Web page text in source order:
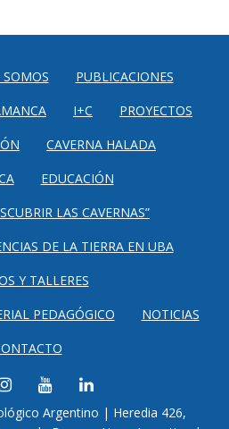
SOMOS
PUBLICACIONES
I+C
PROYECTOS
CAVERNA HALADA
EDUCACIÓN
LAS CAVERNAS”
DE LA TIERRA EN UBA
Y TALLERES
PEDAGÓGICO
NOTICIAS
INSTAGRAM
YOUTUBELINKEDIN
Argentino | Heredia 426,